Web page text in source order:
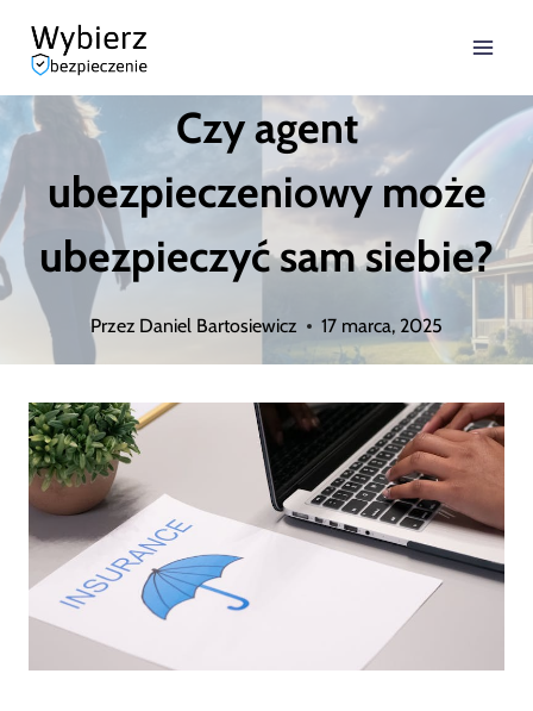
Przejdź
treści
Czy agent
ubezpieczeniowy może
ubezpieczyć sam siebie?
Przez Daniel Bartosiewicz 17 marca, 2025